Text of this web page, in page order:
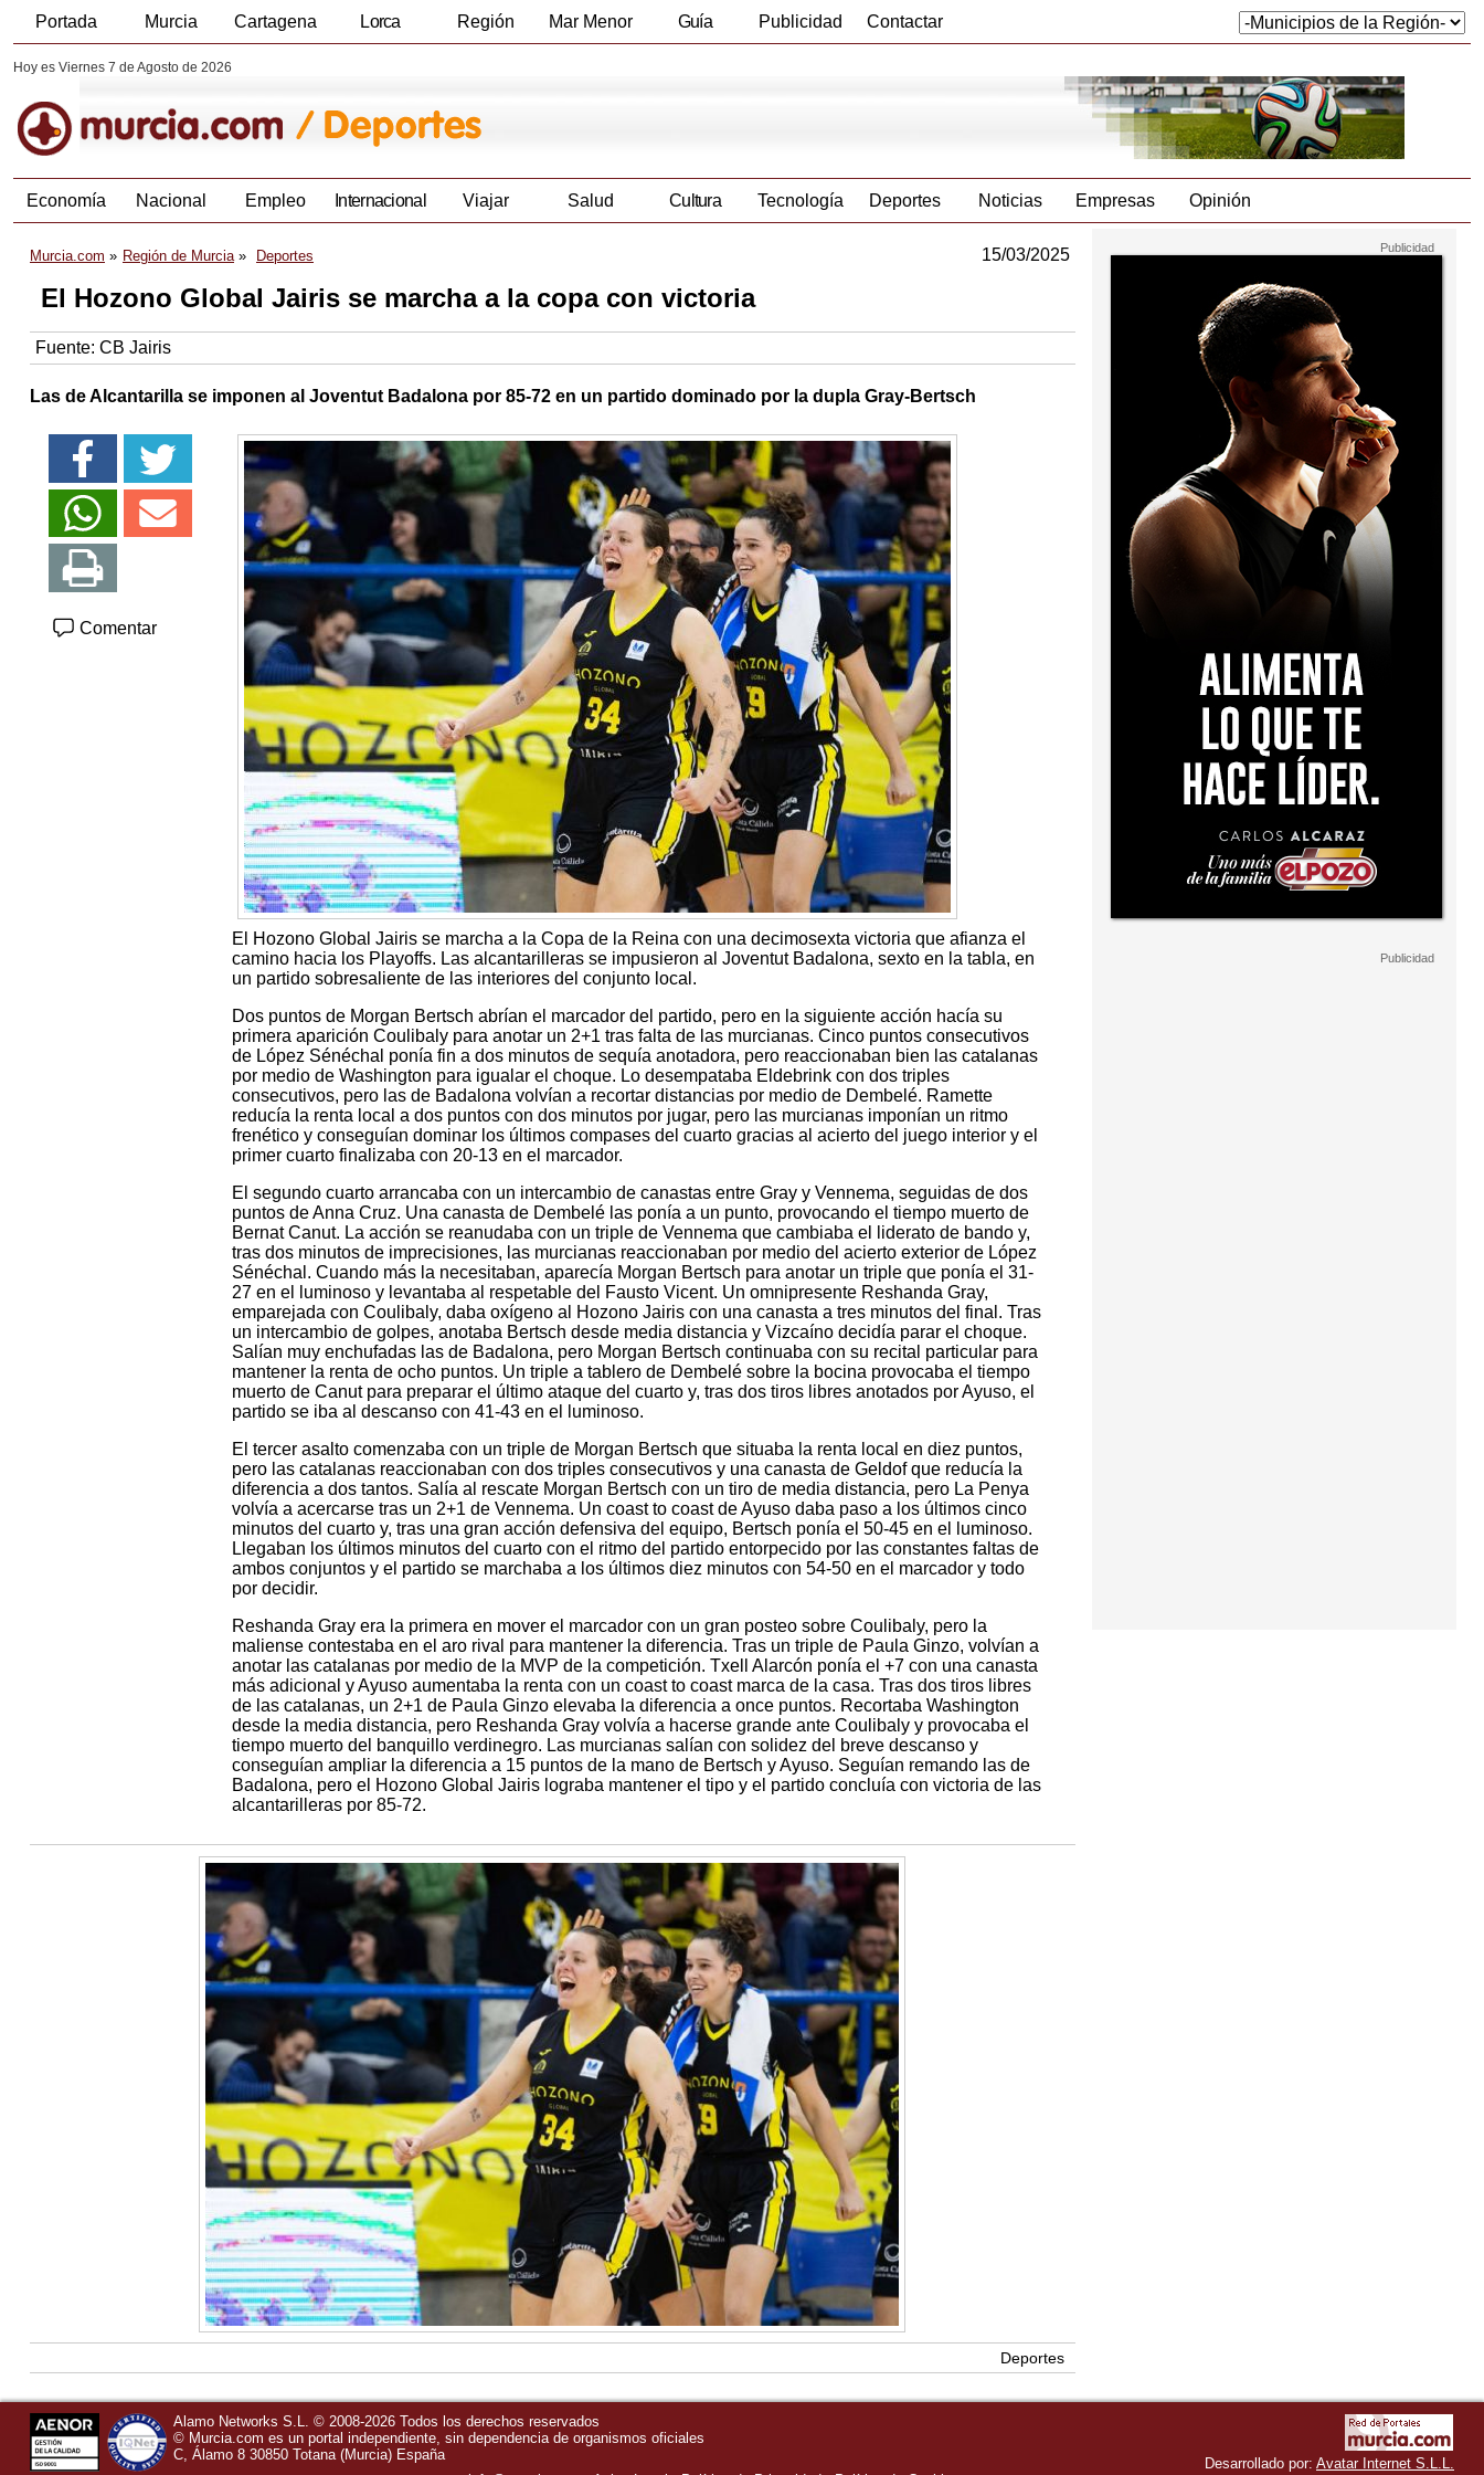
Portada Murcia Cartagena Lorca Región Mar Menor Guía Publicidad Contactar
Hoy es Viernes 7 de Agosto de 2026
Economía Nacional Empleo Internacional Viajar Salud Cultura Tecnología Deportes Noticias Empresas Opinión
Murcia.com Región de Murcia Deportes 15/03/2025
El Hozono Global Jairis se marcha a la copa con victoria
Fuente: CB Jairis
Las de Alcantarilla se imponen al Joventut Badalona por 85-72 en un partido dominado por la dupla Gray-Bertsch
Comentar
El Hozono Global Jairis se marcha a la Copa de la Reina con una decimosexta victoria que afianza el
camino hacia los Playoffs. Las alcantarilleras se impusieron al Joventut Badalona, sexto en la tabla, en
un partido sobresaliente de las interiores del conjunto local.
Dos puntos de Morgan Bertsch abrían el marcador del partido, pero en la siguiente acción hacía su
primera aparición Coulibaly para anotar un 2+1 tras falta de las murcianas. Cinco puntos consecutivos
de López Sénéchal ponía fin a dos minutos de sequía anotadora, pero reaccionaban bien las catalanas
por medio de Washington para igualar el choque. Lo desempataba Eldebrink con dos triples
consecutivos, pero las de Badalona volvían a recortar distancias por medio de Dembelé. Ramette
reducía la renta local a dos puntos con dos minutos por jugar, pero las murcianas imponían un ritmo
frenético y conseguían dominar los últimos compases del cuarto gracias al acierto del juego interior y el
primer cuarto finalizaba con 20-13 en el marcador.
El segundo cuarto arrancaba con un intercambio de canastas entre Gray y Vennema, seguidas de dos
puntos de Anna Cruz. Una canasta de Dembelé las ponía a un punto, provocando el tiempo muerto de
Bernat Canut. La acción se reanudaba con un triple de Vennema que cambiaba el liderato de bando y,
tras dos minutos de imprecisiones, las murcianas reaccionaban por medio del acierto exterior de López
Sénéchal. Cuando más la necesitaban, aparecía Morgan Bertsch para anotar un triple que ponía el 31-
27 en el luminoso y levantaba al respetable del Fausto Vicent. Un omnipresente Reshanda Gray,
emparejada con Coulibaly, daba oxígeno al Hozono Jairis con una canasta a tres minutos del final. Tras
un intercambio de golpes, anotaba Bertsch desde media distancia y Vizcaíno decidía parar el choque.
Salían muy enchufadas las de Badalona, pero Morgan Bertsch continuaba con su recital particular para
mantener la renta de ocho puntos. Un triple a tablero de Dembelé sobre la bocina provocaba el tiempo
muerto de Canut para preparar el último ataque del cuarto y, tras dos tiros libres anotados por Ayuso, el
partido se iba al descanso con 41-43 en el luminoso.
El tercer asalto comenzaba con un triple de Morgan Bertsch que situaba la renta local en diez puntos,
pero las catalanas reaccionaban con dos triples consecutivos y una canasta de Geldof que reducía la
diferencia a dos tantos. Salía al rescate Morgan Bertsch con un tiro de media distancia, pero La Penya
volvía a acercarse tras un 2+1 de Vennema. Un coast to coast de Ayuso daba paso a los últimos cinco
minutos del cuarto y, tras una gran acción defensiva del equipo, Bertsch ponía el 50-45 en el luminoso.
Llegaban los últimos minutos del cuarto con el ritmo del partido entorpecido por las constantes faltas de
ambos conjuntos y el partido se marchaba a los últimos diez minutos con 54-50 en el marcador y todo
por decidir.
Reshanda Gray era la primera en mover el marcador con un gran posteo sobre Coulibaly, pero la
maliense contestaba en el aro rival para mantener la diferencia. Tras un triple de Paula Ginzo, volvían a
anotar las catalanas por medio de la MVP de la competición. Txell Alarcón ponía el +7 con una canasta
más adicional y Ayuso aumentaba la renta con un coast to coast marca de la casa. Tras dos tiros libres
de las catalanas, un 2+1 de Paula Ginzo elevaba la diferencia a once puntos. Recortaba Washington
desde la media distancia, pero Reshanda Gray volvía a hacerse grande ante Coulibaly y provocaba el
tiempo muerto del banquillo verdinegro. Las murcianas salían con solidez del breve descanso y
conseguían ampliar la diferencia a 15 puntos de la mano de Bertsch y Ayuso. Seguían remando las de
Badalona, pero el Hozono Global Jairis lograba mantener el tipo y el partido concluía con victoria de las
alcantarilleras por 85-72.
Deportes
Alamo Networks S.L. © 2008-2026 Todos los derechos reservados
© Murcia.com es un portal independiente, sin dependencia de organismos oficiales
C, Álamo 8 30850 Totana (Murcia) España
Desarrollado por: Avatar Internet S.L.L.